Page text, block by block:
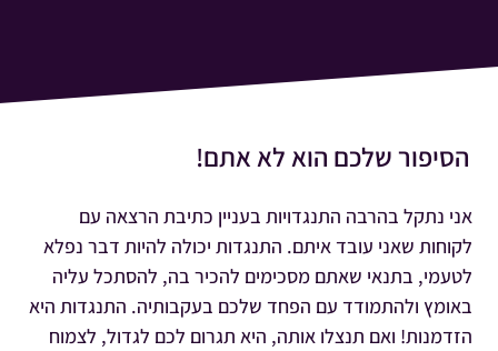
הסיפור שלכם הוא לא אתם!
אני נתקל בהרבה התנגדויות בעניין כתיבת הרצאה עם
לקוחות שאני עובד איתם. התנגדות יכולה להיות דבר נפלא
לטעמי, בתנאי שאתם מסכימים להכיר בה, להסתכל עליה
באומץ ולהתמודד עם הפחד שלכם בעקבותיה. התנגדות היא
הזדמנות! ואם תנצלו אותה, היא תגרום לכם לגדול, לצמוח